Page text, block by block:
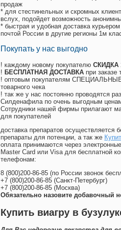
продаж
* для стестинельных и скромных
вслух, подойдет возможность
* быстрая и удобная доставка
почтой России в другие регионы 1м
Покупать у нас выгодно
! каждому новому покупателю СКИДКА
! БЕСПЛАТНАЯ ДОСТАВКА при
! оптовым покупателям СПЕЦИАЛЬНЫЕ
товарного чека
! так же у нас постоянно проводятся
Силденафила по очень выгодным
Cотрудники нашей фирмы прилагают
для покупателей
доставка препаратов осуществляется
препараты для потенции, а так же
оплата принимаются через
Master Card или Visa для бесплатной
телефонам:
8 (800)200-86-85 (по России звонок
+7 (800)200-86-85 (Санкт-Петербург)
+7 (800)200-86-85 (Москва)
Обязательно назовите добавочный
Купить виагру в